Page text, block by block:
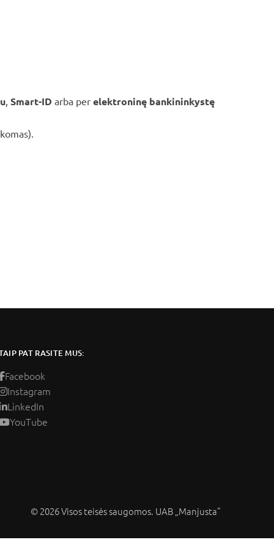
, Smart-ID arba per elektroninę bankininkystę
PAT RASITE MUS:
Facebook
Instagram
LinkedIn
YouTube
© 2026 Visos teisės saugomos. UAB „Manjusta”